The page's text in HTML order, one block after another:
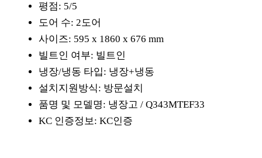
평점: 5/5
도어 수: 2도어
사이즈: 595 x 1860 x 676 mm
빌트인 여부: 빌트인
냉장/냉동 타입: 냉장+냉동
설치지원방식: 방문설치
품명 및 모델명: 냉장고 / Q343MTEF33
KC 인증정보: KC인증